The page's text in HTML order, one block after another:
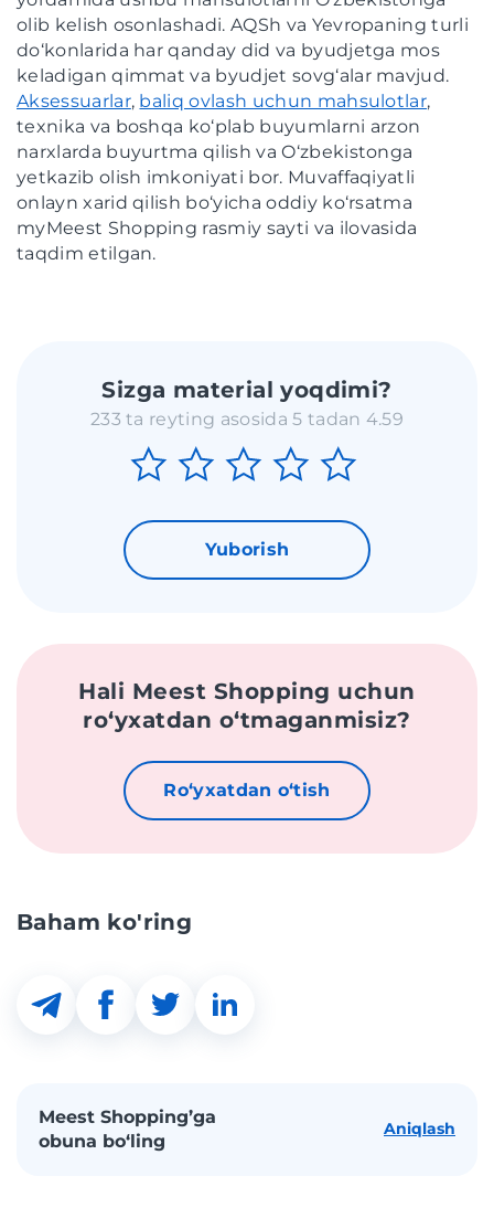
olib kelish osonlashadi. AQSh va Yevropaning turli
do‘konlarida har qanday did va byudjetga mos
keladigan qimmat va byudjet sovg‘alar mavjud.
Aksessuarlar, baliq ovlash uchun mahsulotlar,
texnika va boshqa ko‘plab buyumlarni arzon
narxlarda buyurtma qilish va O‘zbekistonga
yetkazib olish imkoniyati bor. Muvaffaqiyatli
onlayn xarid qilish bo‘yicha oddiy ko‘rsatma
myMeest Shopping rasmiy sayti va ilovasida
taqdim etilgan.
Sizga material yoqdimi?
233 ta reyting asosida 5 tadan 4.59
Yuborish
Hali Meest Shopping uchun
roʻyxatdan oʻtmaganmisiz?
Roʻyxatdan oʻtish
Baham ko'ring
Meest Shopping’ga
obuna bo‘ling
Aniqlash